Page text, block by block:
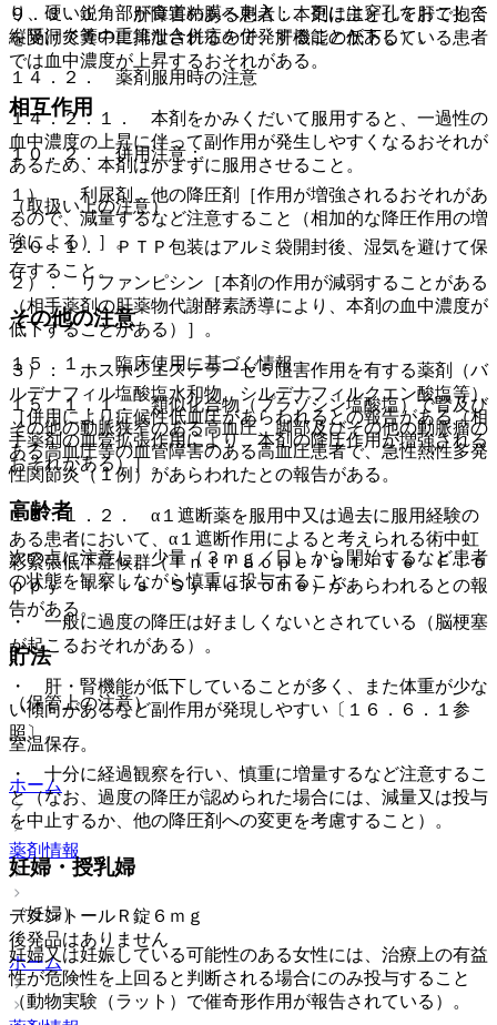
り、硬い鋭角部が食道粘膜へ刺入し、更には穿孔をおこして
縦隔洞炎等の重篤な合併症を併発することがある）。
１４．２． 薬剤服用時の注意
１４．２．１． 本剤をかみくだいて服用すると、一過性の
血中濃度の上昇に伴って副作用が発生しやすくなるおそれが
あるため、本剤はかまずに服用させること。
（取扱い上の注意）
２０．１． ＰＴＰ包装はアルミ袋開封後、湿気を避けて保
存すること。
その他の注意
１５．１． 臨床使用に基づく情報
１５．１．１． 類似化合物（プラゾシン塩酸塩）で腎及び
その他の動脈狭窄のある高血圧、脚部及びその他の動脈瘤の
ある高血圧等の血管障害のある高血圧患者で、急性熱性多発
性関節炎（１例）があらわれたとの報告がある。
１５．１．２． α１遮断薬を服用中又は過去に服用経験の
ある患者において、α１遮断作用によると考えられる術中虹
彩緊張低下症候群（Ｉｎｔｒａｏｐｅｒａｔｉｖｅ Ｆｌｏ
ｐｐｙ Ｉｒｉｓ Ｓｙｎｄｒｏｍｅ）があらわれるとの報
告がある。
貯法
（保管上の注意）
室温保存。
ホーム
薬剤情報
デタントールＲ錠６ｍｇ
後発品はありません
ホーム
９．３．１． 肝障害のある患者：本剤は主として肝で抱合
を受けて糞中に排泄されるので、肝機能の低下している患者
では血中濃度が上昇するおそれがある。
相互作用
１０．２． 併用注意：
１）． 利尿剤、他の降圧剤［作用が増強されるおそれがあ
るので、減量するなど注意すること（相加的な降圧作用の増
強による）］。
２）． リファンピシン［本剤の作用が減弱することがある
（相手薬剤の肝薬物代謝酵素誘導により、本剤の血中濃度が
低下することがある）］。
３）． ホスホジエステラーゼ５阻害作用を有する薬剤（バ
ルデナフィル塩酸塩水和物、シルデナフィルクエン酸塩等）
［併用により症候性低血圧があらわれるとの報告がある（相
手薬剤の血管拡張作用により、本剤の降圧作用が増強される
おそれがある）］。
高齢者
次の点に注意し、少量（３ｍｇ／日）から開始するなど患者
の状態を観察しながら慎重に投与すること。
・ 一般に過度の降圧は好ましくないとされている（脳梗塞
が起こるおそれがある）。
・ 肝・腎機能が低下していることが多く、また体重が少な
い傾向があるなど副作用が発現しやすい〔１６．６．１参
照〕。
・ 十分に経過観察を行い、慎重に増量するなど注意するこ
と（なお、過度の降圧が認められた場合には、減量又は投与
を中止するか、他の降圧剤への変更を考慮すること）。
妊婦・授乳婦
（妊婦）
妊婦又は妊娠している可能性のある女性には、治療上の有益
性が危険性を上回ると判断される場合にのみ投与すること
（動物実験（ラット）で催奇形作用が報告されている）。